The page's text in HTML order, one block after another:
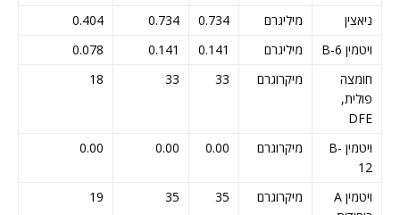
ניאצין
מיליגרם 0.734
0.734
0.404
ויטמין B-6
מיליגרם 0.141
0.141
0.078
חומצה
פולית,
DFE
מיקרוגרם 33
33
18
ויטמין B-
12
מיקרוגרם 0.00
0.00
0.00
ויטמין A
מיקרוגרם 35
35
19